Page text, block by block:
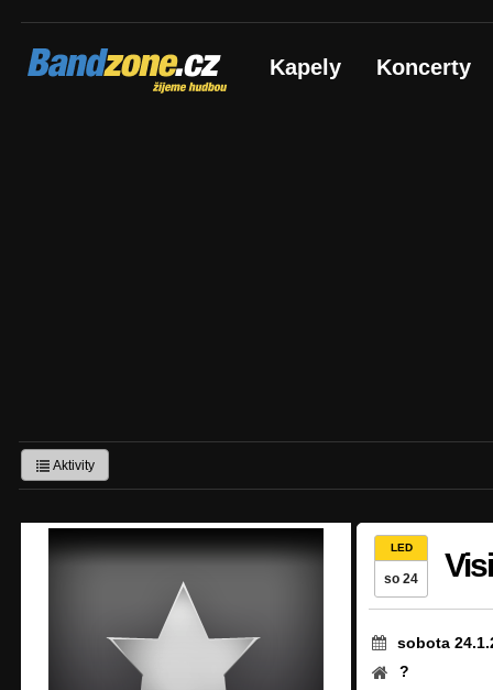
Bandzone.cz
žijeme hudbou Kapely Koncerty
Aktivity
LED
so 24
sobota
?